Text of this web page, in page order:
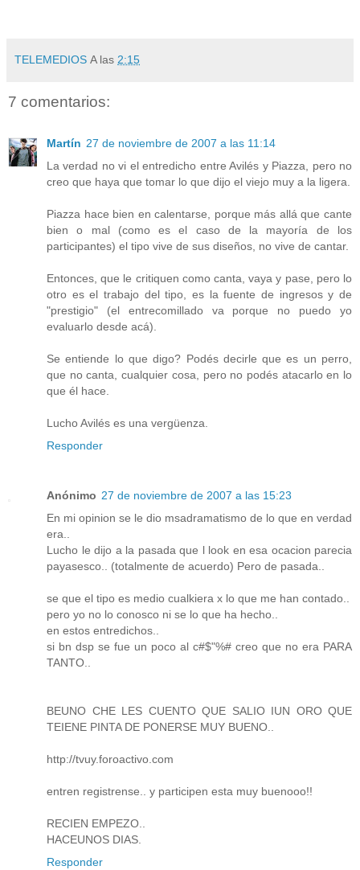
TELEMEDIOS A las 2:15
7 comentarios:
Martín 27 de noviembre de 2007 a las 11:14
La verdad no vi el entredicho entre Avilés y Piazza, pero no
creo que haya que tomar lo que dijo el viejo muy a la ligera.
Piazza hace bien en calentarse, porque más allá que cante
bien o mal (como es el caso de la mayoría de los
participantes) el tipo vive de sus diseños, no vive de cantar.
Entonces, que le critiquen como canta, vaya y pase, pero lo
otro es el trabajo del tipo, es la fuente de ingresos y de
"prestigio" (el entrecomillado va porque no puedo yo
evaluarlo desde acá).
Se entiende lo que digo? Podés decirle que es un perro,
que no canta, cualquier cosa, pero no podés atacarlo en lo
que él hace.
Lucho Avilés es una vergüenza.
Responder
Anónimo 27 de noviembre de 2007 a las 15:23
En mi opinion se le dio msadramatismo de lo que en verdad
era..
Lucho le dijo a la pasada que l look en esa ocacion parecia
payasesco.. (totalmente de acuerdo) Pero de pasada..
se que el tipo es medio cualkiera x lo que me han contado..
pero yo no lo conosco ni se lo que ha hecho..
en estos entredichos..
si bn dsp se fue un poco al c#$"%# creo que no era PARA
TANTO..
BEUNO CHE LES CUENTO QUE SALIO IUN ORO QUE
TEIENE PINTA DE PONERSE MUY BUENO..
http://tvuy.foroactivo.com
entren registrense.. y participen esta muy buenooo!!
RECIEN EMPEZO..
HACEUNOS DIAS.
Responder